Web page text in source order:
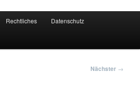
Rechtliches Datenschutz
Nächster →